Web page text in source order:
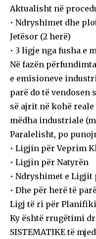
Aktualisht në
• Ndryshimet dhe
Jetësor (2 herë)
• 3 ligje nga fusha e
Në fazën
e emisioneve
parë do të vendosen
së ajrit në kohë
mëdha industriale
Paralelisht, po
• Ligjin për Veprim
• Ligjin për Natyrën
• Ndryshimet e Ligjit
• Dhe për herë të
Ligj të ri për
Ky është rrugëtimi
SISTEMATIKE të